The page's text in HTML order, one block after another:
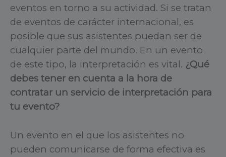
eventos en torno a su actividad. Si se tratan
de eventos de carácter internacional, es
posible que sus asistentes puedan ser de
cualquier parte del mundo. En un evento
de este tipo, la interpretación es vital. ¿Qué
debes tener en cuenta a la hora de
contratar un servicio de interpretación para
tu evento?
Un evento en el que los asistentes no
pueden comunicarse de forma efectiva es